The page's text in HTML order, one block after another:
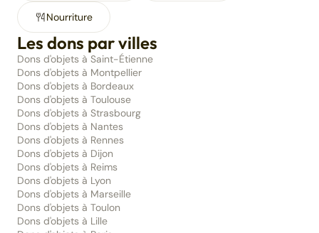
Nourriture
Les dons par villes
Dons d'objets à Saint-Étienne
Dons d'objets à Montpellier
Dons d'objets à Bordeaux
Dons d'objets à Toulouse
Dons d'objets à Strasbourg
Dons d'objets à Nantes
Dons d'objets à Rennes
Dons d'objets à Dijon
Dons d'objets à Reims
Dons d'objets à Lyon
Dons d'objets à Marseille
Dons d'objets à Toulon
Dons d'objets à Lille